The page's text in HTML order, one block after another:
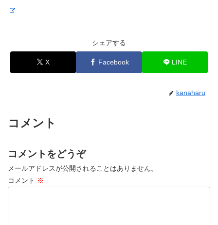
シェアする
X Facebook LINE
kanaharu
コメント
コメントをどうぞ
メールアドレスが公開されることはありません。
コメント ※